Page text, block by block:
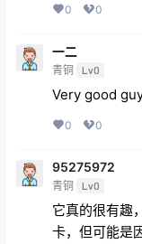
0 0
一二
青铜 Lv0
Very good
0 0
95275972
青铜 Lv0
它真的很有趣
卡，但可能是